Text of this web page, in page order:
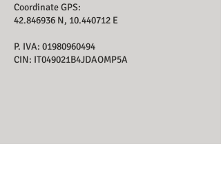
Coordinate GPS:
42.846936 N, 10.440712 E
P. IVA: 01980960494
CIN: IT049021B4JDAOMP5A